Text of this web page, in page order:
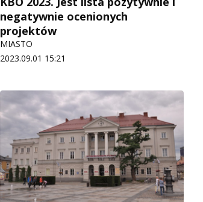
negatywnie ocenionych
projektów
MIASTO
2023.09.01 15:21